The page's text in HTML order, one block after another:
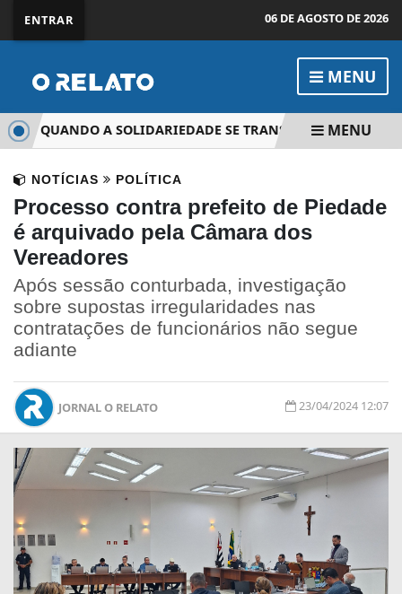
ENTRAR 06 DE AGOSTO DE 2026
MENU
QUANDO A SOLIDARIEDADE SE TRANSFORMA EMMENU
NOTÍCIAS POLÍTICA
Processo contra prefeito de Piedade
é arquivado pela Câmara dos
Vereadores
Após sessão conturbada, investigação
sobre supostas irregularidades nas
contratações de funcionários não segue
adiante
JORNAL O RELATO 23/04/2024 12:07